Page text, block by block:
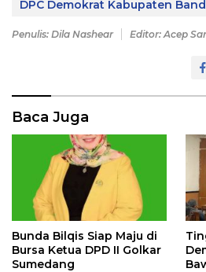
DPC Demokrat Kabupaten
Penulis: Dila Nashear Editor: Acep
Baca Juga
Bunda Bilqis Siap Maju di
Bursa Ketua DPD II Golkar
Sumedang